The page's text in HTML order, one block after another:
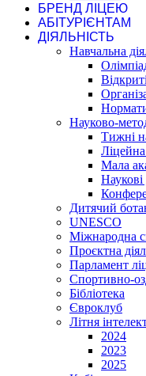
БРЕНД ЛІЦЕЮ
АБІТУРІЄНТАМ
ДІЯЛЬНІСТЬ
Навчальна
Науково-
Тижні
Мала
Наукові
Дитячий
UNESCO
Міжнародна
Проєктна
Парламент
Спортивно-
Бібліотека
Євроклуб
Літня
2024
2023
2025